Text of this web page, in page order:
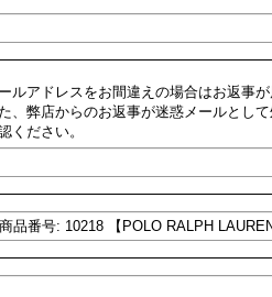
ルアドレスをお間違えの場合はお返事
、弊店からのお返事が迷惑メールとし
ください。